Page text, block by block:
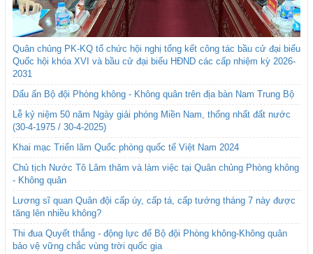
Quân chủng PK-KQ tổ chức hội nghị tổng kết công tác bầu cử đại biểu
Quốc hội khóa XVI và bầu cử đại biểu HĐND các cấp nhiệm kỳ 2026-
2031
Dấu ấn Bộ đội Phòng không - Không quân trên địa bàn Nam Trung Bộ
Lễ kỷ niệm 50 năm Ngày giải phóng Miền Nam, thống nhất đất nước
(30-4-1975 / 30-4-2025)
Khai mạc Triển lãm Quốc phòng quốc tế Việt Nam 2024
Chủ tịch Nước Tô Lâm thăm và làm việc tại Quân chủng Phòng không
- Không quân
Lương sĩ quan Quân đội cấp úy, cấp tá, cấp tướng tháng 7 này được
tăng lên nhiều không?
Thi đua Quyết thắng - động lực để Bộ đội Phòng không-Không quân
bảo vệ vững chắc vùng trời quốc gia